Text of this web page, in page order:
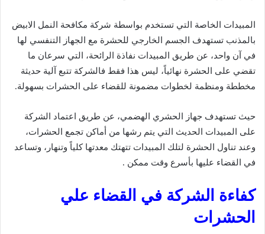
المبيدات الخاصة التي تستخدم بواسطة شركة مكافحة النمل الابيض
بالمذنب تستهدف الجسم الخارجي للحشرة مع الجهاز التنفسي لها
في آن واحد، عن طريق المبيدات نفاذة الرائحة، التي سرعان ما
تقضي على الحشرة نهائياً، ليس هذا فقط فالشركة تتبع آلية حديثة
مخططة ومنظمة لخطوات مضمونة للقضاء على الحشرات بسهولة.
حيث تستهدف جهاز الحشري الهضمي، عن طريق اعتماد الشركة
على المبيدات الحديث التي يتم رشها من أماكن تجمع الحشرات،
وعند تناول الحشرة لتلك المبيدات تتهتك معدتها كلياً وتنهار، وتساعد
في القضاء عليها بأسرع وقت ممكن .
كفاءة الشركة في القضاء علي
الحشرات